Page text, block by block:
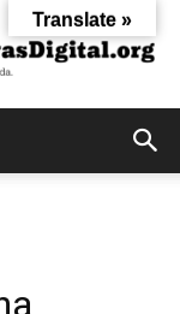
Translate »